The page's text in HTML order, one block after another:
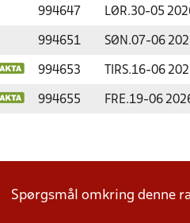
994647 LØR.30-05
994651 SØN.07-06
994653 TIRS.16-06
994655 FRE.19-06
Spørgsmål omkring denne